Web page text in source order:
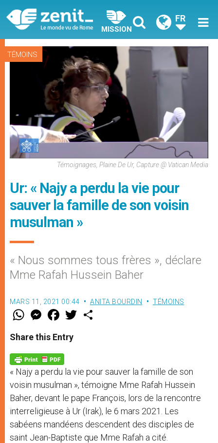
MISSION
FR
TÉMOINS
Témoignages, Plaine De Ur, Capture @ Vatican Media
Ur: « Najy a perdu la vie pour
sauver la famille de son voisin
musulman »
« Nous sommes tous frères », déclare
Mme Rafah Hussein Baher
MARS 11, 2021 00:44 ANITA BOURDIN TÉMOINS
W
t
s
p
p
M
e
s
e
g
e
r
F
a
e
b
o
k
w
Share this Entry
« Najy a perdu la vie pour sauver la famille de son
voisin musulman », témoigne Mme Rafah Hussein
Baher, devant le pape François, lors de la rencontre
interreligieuse à Ur (Irak), le 6 mars 2021. Les
sabéens mandéens descendent des disciples de
saint Jean-Baptiste que Mme Rafah a cité.